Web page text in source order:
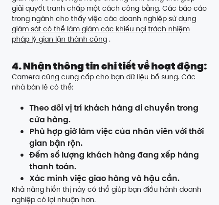
giải quyết tranh chấp một cách công bằng. Các báo cáo
trong ngành cho thấy việc các doanh nghiệp sử dụng
giám sát có thể làm giảm các khiếu nại trách nhiệm
pháp lý gian lận thành công .
4. Nhận thông tin chi tiết về hoạt động:
Camera cũng cung cấp cho bạn dữ liệu bổ sung. Các
nhà bán lẻ có thể:
Theo dõi vị trí khách hàng di chuyển trong
cửa hàng.
Phù hợp giờ làm việc của nhân viên với thời
gian bận rộn.
Đếm số lượng khách hàng đang xếp hàng
thanh toán.
Xác minh việc giao hàng và hậu cần.
Khả năng hiển thị này có thể giúp bạn điều hành doanh
nghiệp có lợi nhuận hơn.